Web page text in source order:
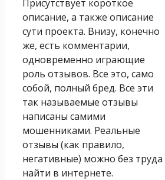
Присутствует короткое
описание, а также описание
сути проекта. Внизу, конечно
же, есть комментарии,
одновременно играющие
роль отзывов. Все это, само
собой, полный бред. Все эти
так называемые отзывы
написаны самими
мошенниками. Реальные
отзывы (как правило,
негативные) можно без труда
найти в интернете.